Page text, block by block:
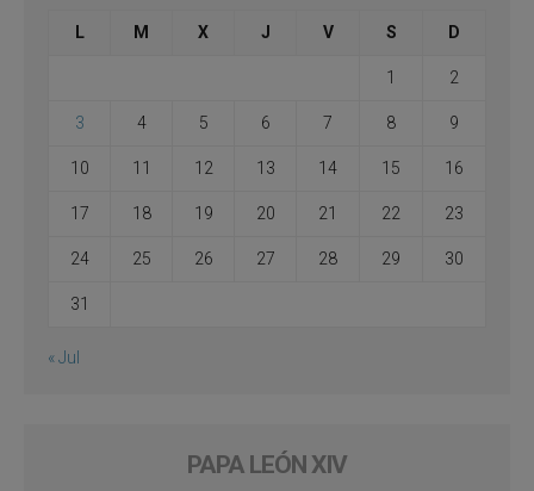
L M X J V S D
1 2
3 4 5 6 7 8 9
10 11 12 13 14 15 16
17 18 19 20 21 22 23
24 25 26 27 28 29 30
31
« Jul
PAPA LEÓN XIV